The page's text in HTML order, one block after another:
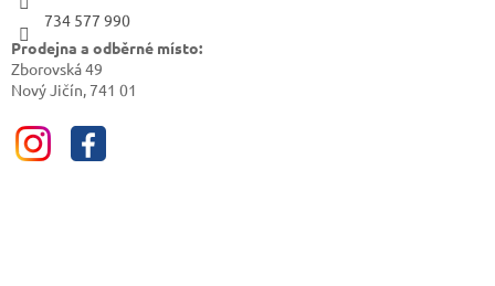
734 577 990
Prodejna a odběrné místo:
Zborovská 49
Nový Jičín, 741 01